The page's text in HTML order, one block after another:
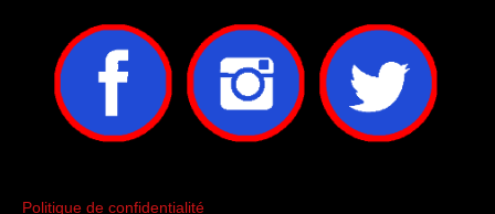
Politique de confidentialité